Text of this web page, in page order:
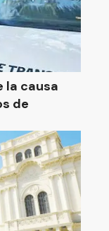
la causa
de